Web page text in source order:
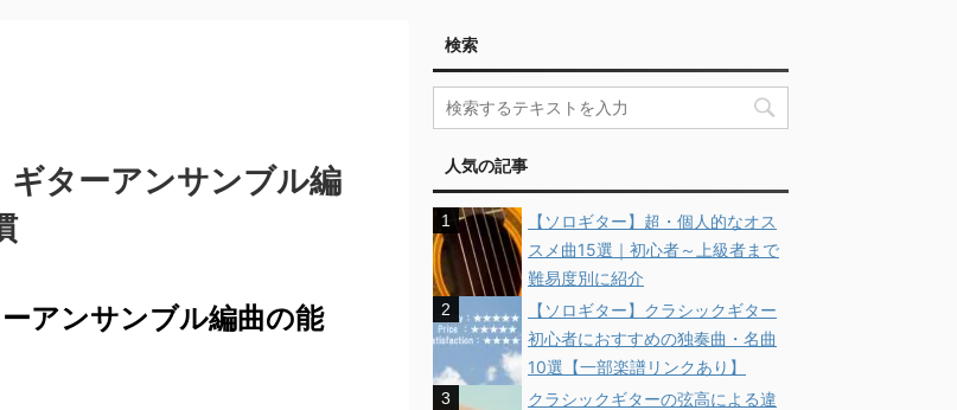
ギターアンサンブル編
アンサンブル編曲の能
検索
人気の記事
【ソロギター】超・個人的なオス
スメ曲15選｜初心者～上級者まで
難易度別に紹介
【ソロギター】クラシックギター
初心者におすすめの独奏曲・名曲
10選【一部楽譜リンクあり】
クラシックギターの弦高による違